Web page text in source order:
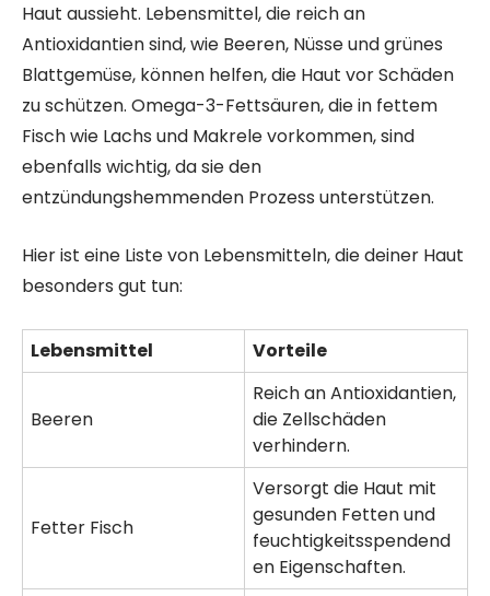
Haut aussieht. Lebensmittel, die reich an
Antioxidantien sind, wie Beeren, Nüsse und grünes
Blattgemüse, können helfen, die Haut vor Schäden
zu schützen. Omega-3-Fettsäuren, die in fettem
Fisch wie Lachs und Makrele vorkommen, sind
ebenfalls wichtig, da sie den
entzündungshemmenden Prozess unterstützen.
Hier ist eine Liste von Lebensmitteln, die deiner Haut
besonders gut tun:
Lebensmittel Vorteile
Beeren
Reich an Antioxidantien,
die Zellschäden
verhindern.
Fetter Fisch
Versorgt die Haut mit
gesunden Fetten und
feuchtigkeitsspendend
en Eigenschaften.